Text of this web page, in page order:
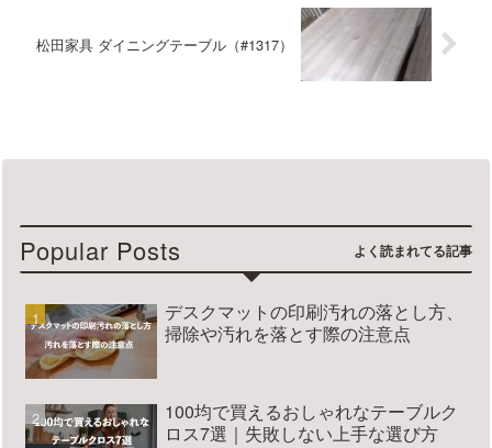
松田家具 ダイニングテーブル（#1317）
Popular Posts
デスクマットの印刷汚れの落とし方、
掃除や汚れを落とす際の注意点
100均で買えるおしゃれなテーブルク
ロス7選｜失敗しない上手な選び方